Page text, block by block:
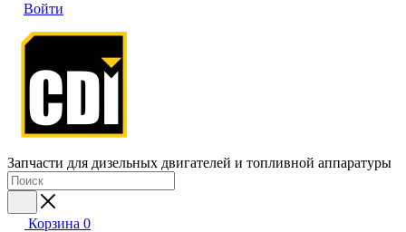
Войти
Запчасти для дизельных двигателей и топливной аппаратуры
Корзина 0